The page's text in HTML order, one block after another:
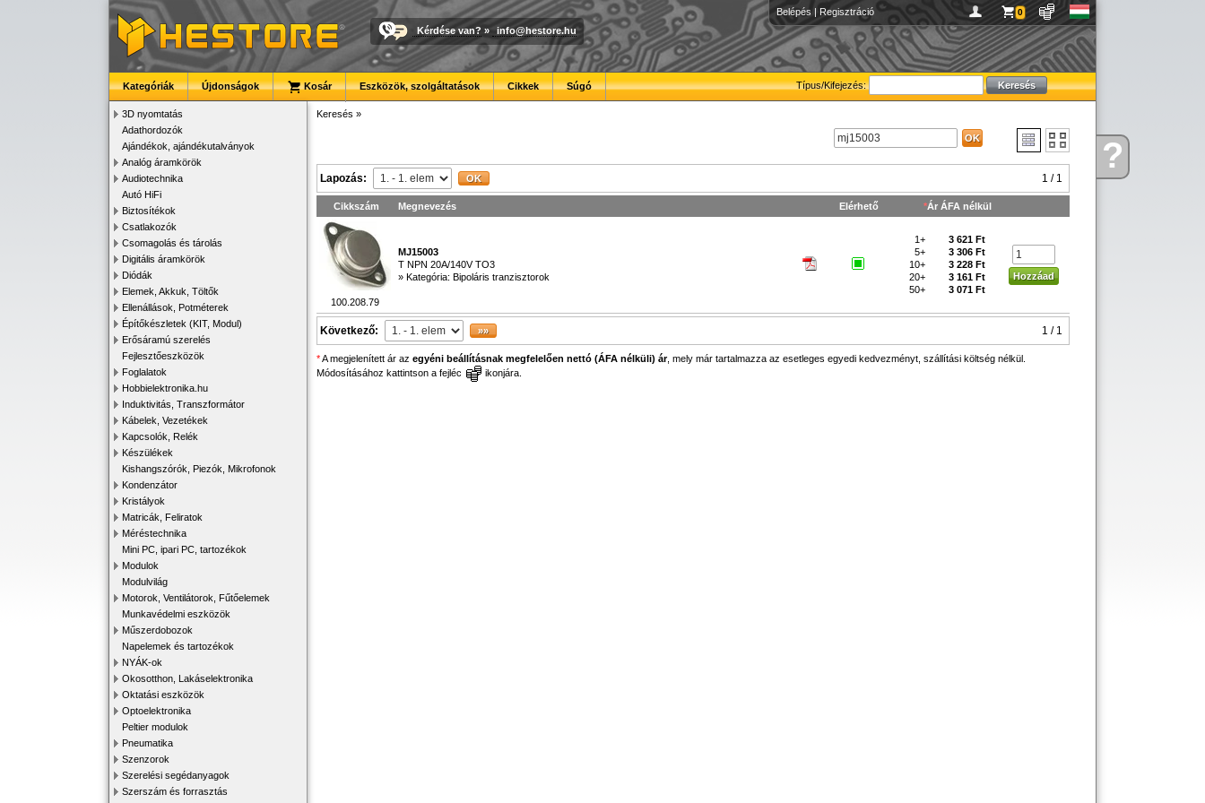
Kérdése
van
?
Belépés | Regisztráció 0
Kérdése van? » info@hestore.hu
Típus/Kifejezés:
Kategóriák Újdonságok Kosár Eszközök, szolgáltatások Cikkek Súgó
3D nyomtatás
Adathordozók
Ajándékok, ajándékutalványok
Analóg áramkörök
Audiotechnika
Autó HiFi
Biztosítékok
Csatlakozók
Csomagolás és tárolás
Digitális áramkörök
Diódák
Elemek, Akkuk, Töltők
Ellenállások, Potméterek
Építőkészletek (KIT, Modul)
Erősáramú szerelés
Fejlesztőeszközök
Foglalatok
Hobbielektronika.hu
Induktivitás, Transzformátor
Kábelek, Vezetékek
Kapcsolók, Relék
Készülékek
Kishangszórók, Piezók, Mikrofonok
Kondenzátor
Kristályok
Matricák, Feliratok
Méréstechnika
Mini PC, ipari PC, tartozékok
Modulok
Modulvilág
Motorok, Ventilátorok, Fűtőelemek
Munkavédelmi eszközök
Műszerdobozok
Napelemek és tartozékok
NYÁK-ok
Okosotthon, Lakáselektronika
Oktatási eszközök
Optoelektronika
Peltier modulok
Pneumatika
Szenzorok
Szerelési segédanyagok
Szerszám és forrasztás
Keresés »
Lapozás: 1 / 1
Cikkszám Megnevezés Elérhető *Ár ÁFA nélkül
100.208.79
MJ15003
T NPN 20A/140V TO3
» Kategória: Bipoláris tranzisztorok
1+
3 621 Ft
5+
3 306 Ft
10+
3 228 Ft
20+
3 161 Ft
50+
3 071 Ft
Következő: 1 / 1
*A megjelenített ár az egyéni beállításnak megfelelően nettó (ÁFA nélküli) ár, mely már tartalmazza az esetleges egyedi kedvezményt, szállítási költség nélkül.
Módosításához kattintson a fejléc
ikonjára.